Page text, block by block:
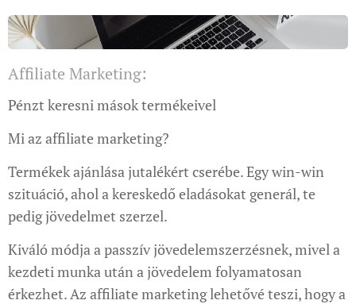
Affiliate Marketing:
Pénzt keresni mások termékeivel
Mi az affiliate marketing?
Termékek ajánlása jutalékért cserébe. Egy win-win
szituáció, ahol a kereskedő eladásokat generál, te
pedig jövedelmet szerzel.
Kiváló módja a passzív jövedelemszerzésnek, mivel a
kezdeti munka után a jövedelem folyamatosan
érkezhet. Az affiliate marketing lehetővé teszi, hogy a